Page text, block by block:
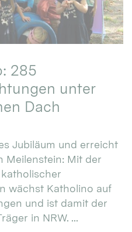
285
unter
Dach
Jubiläum und erreicht
Meilenstein: Mit der
wächst Katholino auf
und ist damit der
in NRW. ...